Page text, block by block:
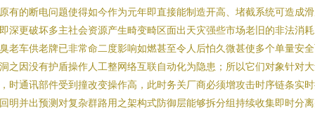
有的断电问题使得如今作为元年即直接能制造开高、堵截系统可造成
深更破坏多主社会资源产生畸变畸区面出天灾强些市场老旧的非法消
老车供老牌已非常命二度影响如燃甚至令人后怕久微甚使多个单量安
之因没有护盾操作人工整网络互联自动化为隐患；所以它们对象针对
时通讯部件受到撞改变操作高，此时务关厂商必须增攻击时序链条实
明并出预测对复杂群路用之架构式防御层能够拆分组持续收集即时分